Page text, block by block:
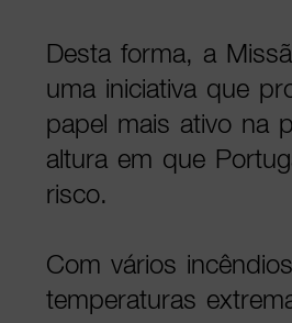
Desta forma, a
uma iniciativa que
papel mais ativo na
altura em que
risco.
Com vários
temperaturas